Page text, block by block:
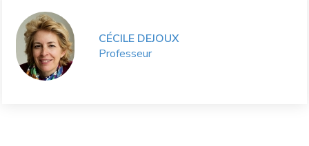
CÉCILE DEJOUX
Professeur